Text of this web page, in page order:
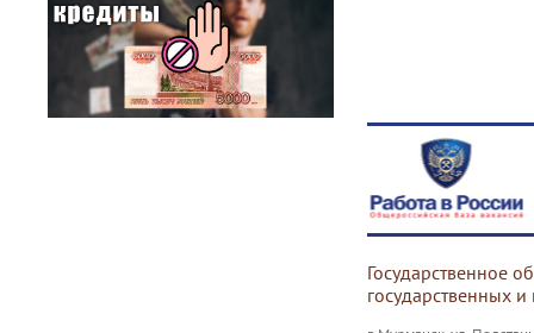
Государственное
государственных